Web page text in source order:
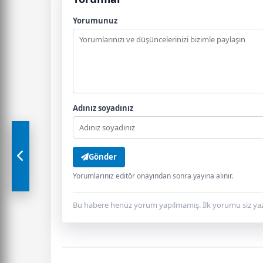
Yorumunuz
Adınız soyadınız
Gönder
Yorumlarınız editör onayından sonra yayına alınır.
Bu habere henüz yorum yapılmamış. İlk yorumu siz